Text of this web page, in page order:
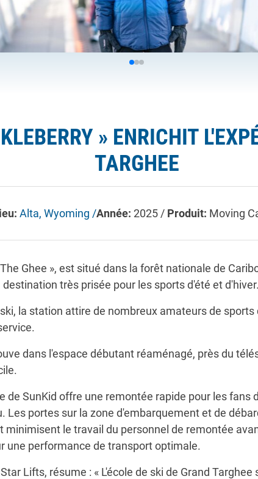
» ENRICHIT
TARGHEE
Alta, Wyoming /Année: 2025 / Produit: Moving
Ghee », est situé dans la forêt nationale de
très prisée pour les sports d'été et d'hiver.
la station attire de nombreux amateurs de
dans l'espace débutant réaménagé, près du
de SunKid offre une remontée rapide pour les
Les portes sur la zone d'embarquement et de
le travail du personnel de remontée
une performance de transport optimale.
Lifts, résume : « L'école de ski de Grand